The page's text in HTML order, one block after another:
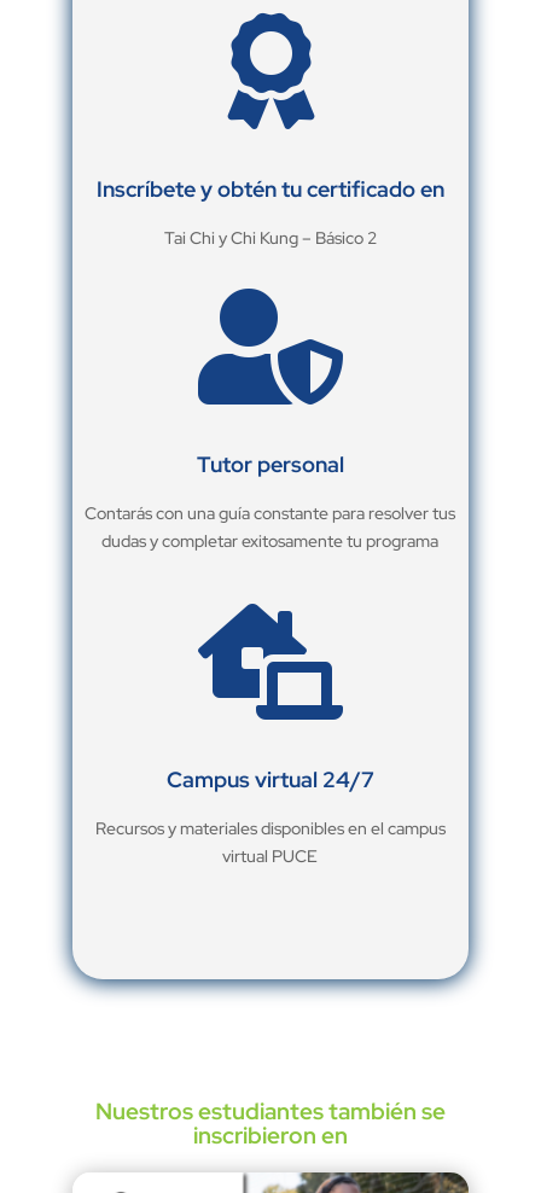

Inscríbete y obtén tu certificado en
Tai Chi y Chi Kung – Básico 2

Tutor personal
Contarás con una guía constante para resolver tus
dudas y completar exitosamente tu programa

Campus virtual 24/7
Recursos y materiales disponibles en el campus
virtual PUCE
Nuestros estudiantes también se
inscribieron en